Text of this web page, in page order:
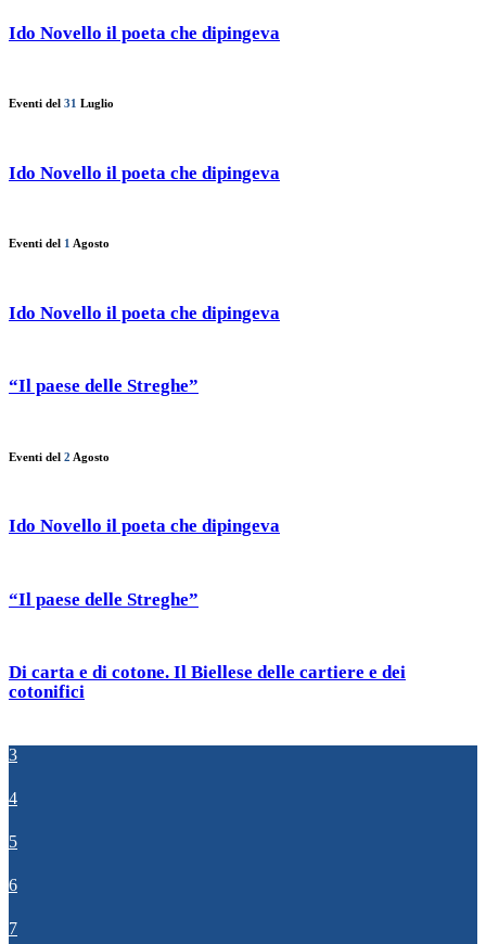
Ido Novello il poeta che dipingeva
Eventi del 31 Luglio
Ido Novello il poeta che dipingeva
Eventi del 1 Agosto
Ido Novello il poeta che dipingeva
“Il paese delle Streghe”
Eventi del 2 Agosto
Ido Novello il poeta che dipingeva
“Il paese delle Streghe”
Di carta e di cotone. Il Biellese delle cartiere e dei
cotonifici
3
4
5
6
7